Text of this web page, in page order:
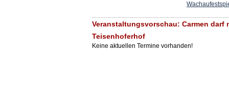
Veranstaltungsvorschau: Carmen darf
Teisenhoferhof
Keine aktuellen Termine vorhanden!